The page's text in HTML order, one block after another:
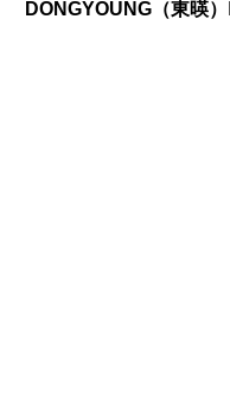
DONGYOUNG（東暎）